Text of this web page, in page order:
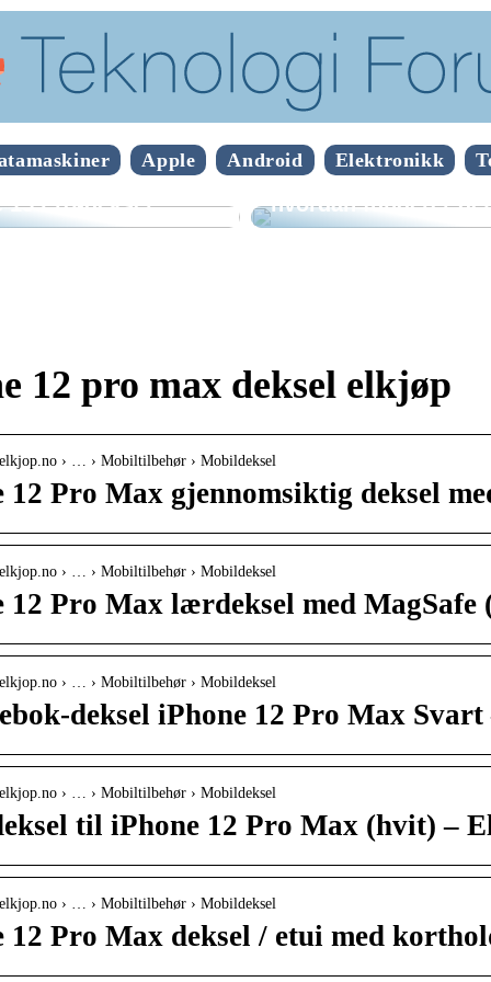
Apple Android Elektronikk
velge riktig
15 Pro-deksel
Hva er mobilepos og
hvordan fungerer
12 pro max deksel elkjøp
› … › Mobiltilbehør › Mobildeksel
12 Pro Max gjennomsiktig deksel
› … › Mobiltilbehør › Mobildeksel
12 Pro Max lærdeksel med
› … › Mobiltilbehør › Mobildeksel
deksel iPhone 12 Pro Max
› … › Mobiltilbehør › Mobildeksel
til iPhone 12 Pro Max (hvit) –
› … › Mobiltilbehør › Mobildeksel
12 Pro Max deksel / etui med